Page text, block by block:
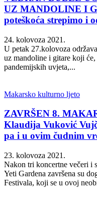
UZ MANDOLINE I
poteškoća strepimo i
24. kolovoza 2021.
U petak 27.kolovoza
uz mandoline i gitare koji
pandemijskih uvjeta,...
Makarsko kulturno ljeto
ZAVRŠEN 8.
Klaudija Vuković
pa i u ovim čudnim
23. kolovoza 2021.
Nakon tri koncertne večeri i
Yeti Gardena završena su
Festivala, koji se u ovoj